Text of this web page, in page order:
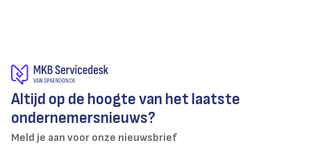
Altijd op de hoogte van het laatste
ondernemersnieuws?
Meld je aan voor onze nieuwsbrief